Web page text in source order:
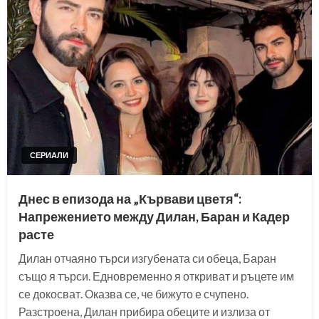
СЕРИАЛИ
Днес в епизода на „Кървави цветя“:
Напрежението между Дилан, Баран и Кадер
расте
Дилан отчаяно търси изгубената си обеца, Баран
също я търси. Едновременно я откриват и ръцете им
се докосват. Оказва се, че бижуто е счупено.
Разстроена, Дилан прибира обеците и излиза от